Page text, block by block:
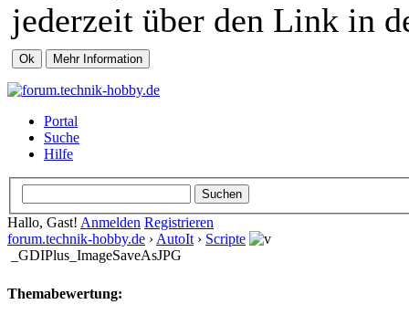
jederzeit über den Link in
Portal
Suche
Hilfe
Hallo, Gast! Anmelden Registrieren
forum.technik-hobby.de › AutoIt › Scripte
_GDIPlus_ImageSaveAsJPG
Themabewertung: